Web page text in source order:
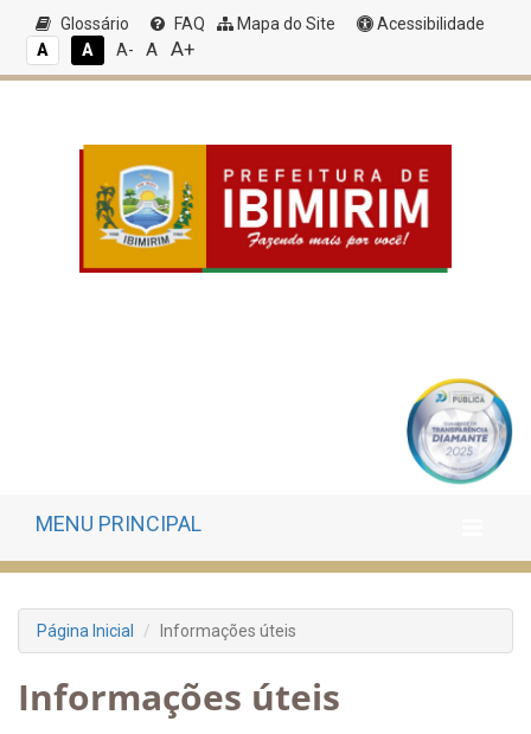
Glossário FAQ Mapa do Site
Acessibilidade
A
A A- A A+
MENU PRINCIPAL
Página Inicial Informações úteis
Informações úteis